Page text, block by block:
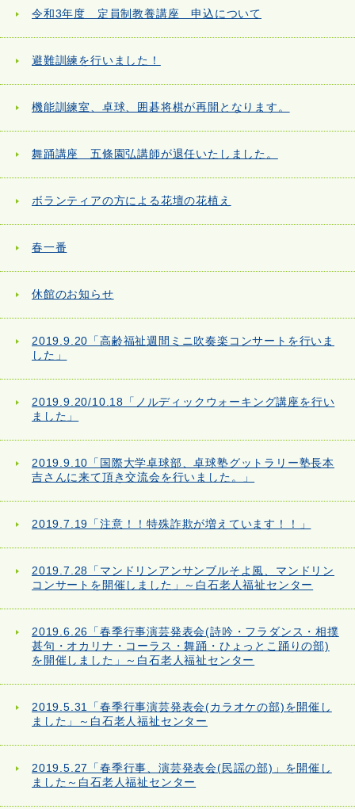
令和3年度 定員制教養講座 申込について
避難訓練を行いました！
機能訓練室、卓球、囲碁将棋が再開となります。
舞踊講座 五條園弘講師が退任いたしました。
ボランティアの方による花壇の花植え
春一番
休館のお知らせ
2019.9.20「高齢福祉週間ミニ吹奏楽コンサートを行いま
した」
2019.9.20/10.18「ノルディックウォーキング講座を行い
ました」
2019.9.10「国際大学卓球部、卓球塾グットラリー塾長本
吉さんに来て頂き交流会を行いました。」
2019.7.19「注意！！特殊詐欺が増えています！！」
2019.7.28「マンドリンアンサンブルそよ風、マンドリン
コンサートを開催しました」～白石老人福祉センター
2019.6.26「春季行事演芸発表会(詩吟・フラダンス・相撲
甚句・オカリナ・コーラス・舞踊・ひょっとこ踊りの部)
を開催しました」～白石老人福祉センター
2019.5.31「春季行事演芸発表会(カラオケの部)を開催し
ました」～白石老人福祉センター
2019.5.27「春季行事、演芸発表会(民謡の部)」を開催し
ました～白石老人福祉センター